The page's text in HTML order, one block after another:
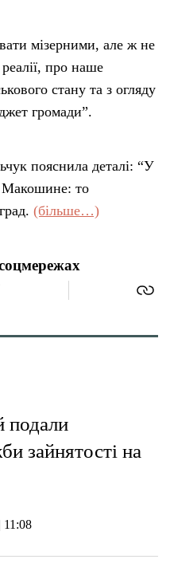
мізерними, але ж не
про наше
стану та з огляду
громади”.
пояснила деталі: “У
Макошине: то
(більше…)
подали
зайнятості на
11:08